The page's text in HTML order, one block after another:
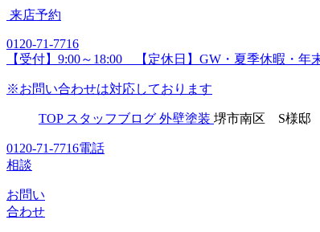
来店予約
0120-71-7716
【受付】9:00～18:00 【定休日】GW・夏季休暇・年
※お問い合わせは対応しております
TOP スタッフブログ 外壁塗装 堺市南区 S様邸
0120-71-7716電話
相談
お問い
合わせ